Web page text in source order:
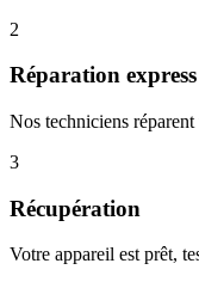
2
Réparation express
Nos techniciens
3
Récupération
Votre appareil est prêt,